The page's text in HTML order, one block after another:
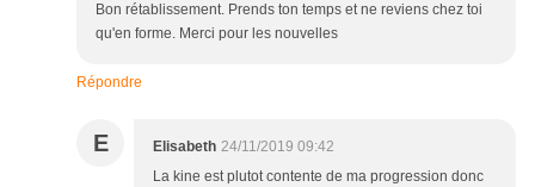
Bon rétablissement. Prends ton temps et ne reviens chez toi
qu'en forme. Merci pour les nouvelles
Répondre
E Elisabeth 24/11/2019 09:42
La kine est plutot contente de ma progression donc